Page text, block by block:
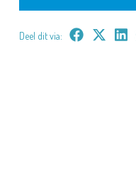
Deel dit via: